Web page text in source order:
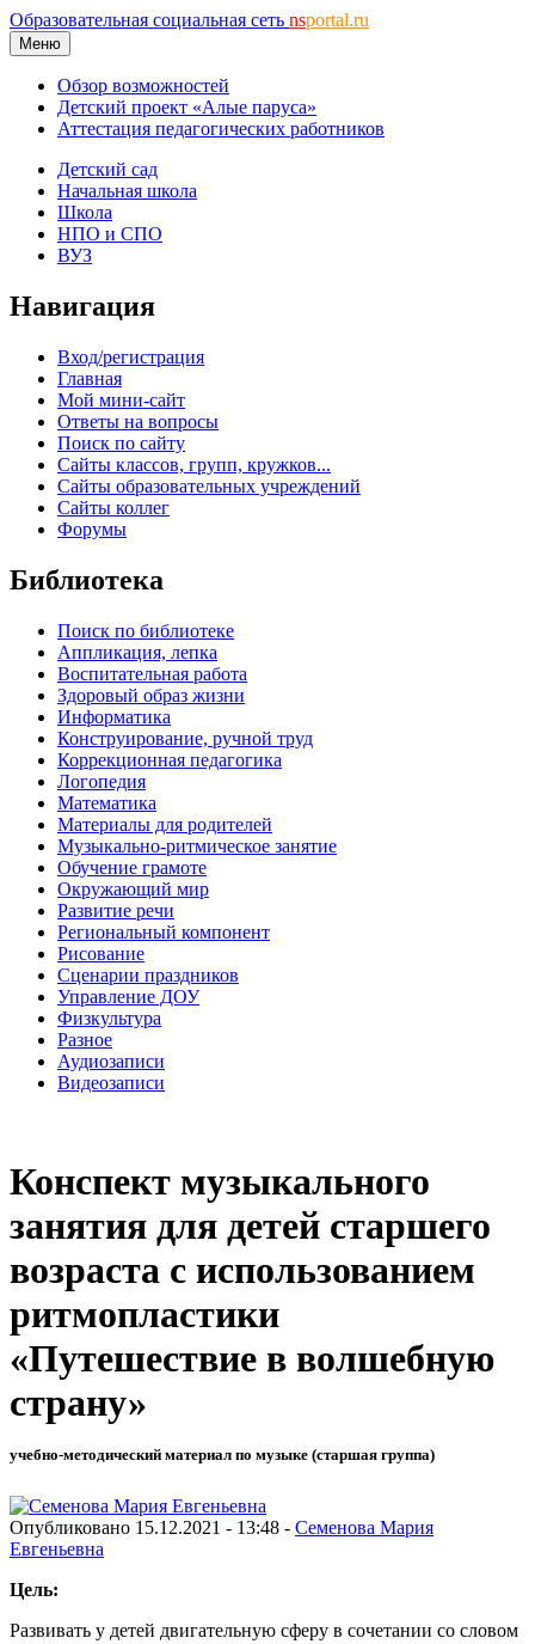
Образовательная социальная сеть nsportal.ru
Меню
Обзор возможностей
Детский проект «Алые паруса»
Аттестация педагогических работников
Детский сад
Начальная школа
Школа
НПО и СПО
ВУЗ
Навигация
Вход/регистрация
Главная
Мой мини-сайт
Ответы на вопросы
Поиск по сайту
Сайты классов, групп, кружков...
Сайты образовательных учреждений
Сайты коллег
Форумы
Библиотека
Поиск по библиотеке
Аппликация, лепка
Воспитательная работа
Здоровый образ жизни
Информатика
Конструирование, ручной труд
Коррекционная педагогика
Логопедия
Математика
Материалы для родителей
Музыкально-ритмическое занятие
Обучение грамоте
Окружающий мир
Развитие речи
Региональный компонент
Рисование
Сценарии праздников
Управление ДОУ
Физкультура
Разное
Аудиозаписи
Видеозаписи
Конспект музыкального
занятия для детей старшего
возраста с использованием
ритмопластики
«Путешествие в волшебную
страну»
учебно-методический материал по музыке (старшая группа)
Опубликовано 15.12.2021 - 13:48 - Семенова Мария
Евгеньевна
Цель:
Развивать у детей двигательную сферу в сочетании со словом